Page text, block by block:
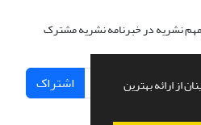
از ارائه بهترین
مهم نشریه در خبرنامه نشریه مشترک
اشتراک